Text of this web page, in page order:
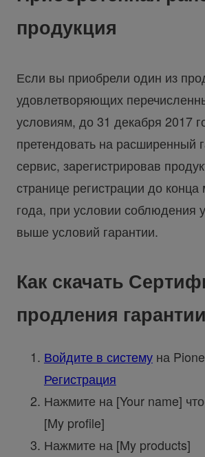
продукция
Если вы приобрели один из
удовлетворяющих
условиям, до 31 декабря 2017
претендовать на расширенный
сервис, зарегистрировав
странице регистрации до конца
года, при условии соблюдения
выше условий гарантии.
Как скачать
продления
Войдите в системуна
Регистрация
Нажмите на [Your name]
[My profile]
Нажмите на [My products]